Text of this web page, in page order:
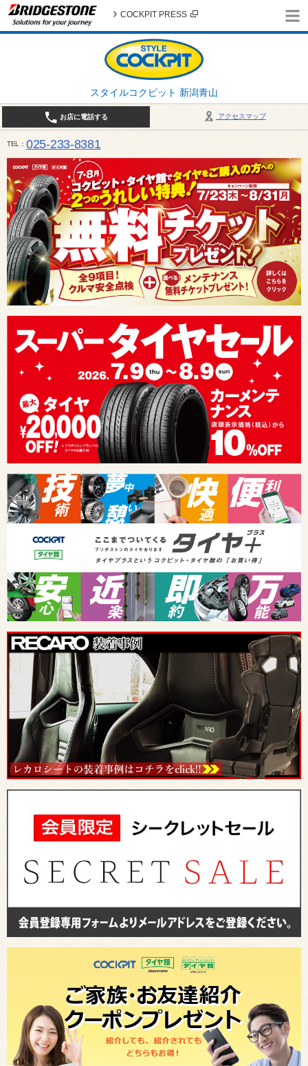
スタイルコクピット 新潟青山
COCKPIT PRESS
アクセスマップ
お店に電話する
TEL 025-233-8381
営業時間は10:00～18:30 作業、商談受付は10:00〜18:00です。 / 定休日：2026年 8月のお休み
（日曜日）、19日（水曜日）26日（水曜日）